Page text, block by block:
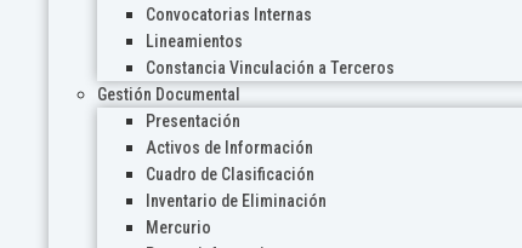
Convocatorias Internas
Lineamientos
Constancia Vinculación a Terceros
Gestión Documental
Presentación
Activos de Información
Cuadro de Clasificación
Inventario de Eliminación
Mercurio